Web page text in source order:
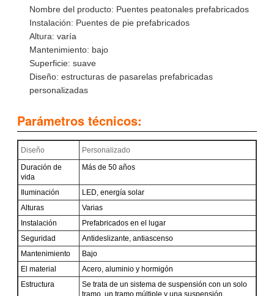
Nombre del producto: Puentes peatonales prefabricados
Instalación: Puentes de pie prefabricados
Altura: varía
Mantenimiento: bajo
Superficie: suave
Diseño: estructuras de pasarelas prefabricadas
personalizadas
Parámetros técnicos:
Diseño
Personalizado
Duración de
vida
Más de 50 años
Iluminación
LED, energía solar
Alturas
Varias
Instalación
Prefabricados en el lugar
Seguridad
Antideslizante, antiascenso
Mantenimiento
Bajo
El material
Acero, aluminio y hormigón
Estructura
Se trata de un sistema de suspensión con un solo
tramo, un tramo múltiple y una suspensión.